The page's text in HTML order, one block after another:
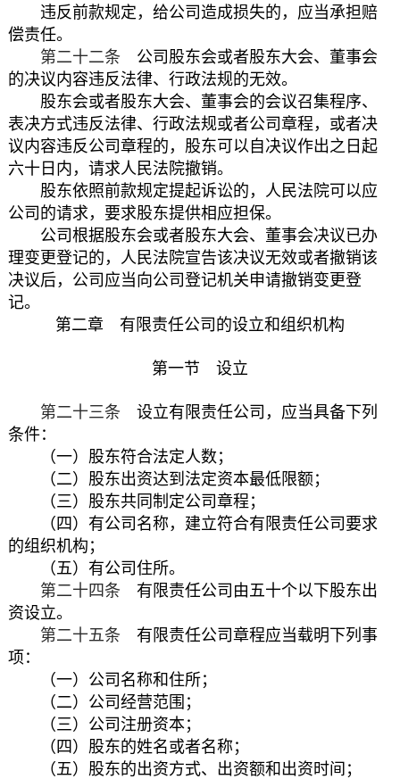
违反前款规定，给公司造成损失的，应当承担赔
偿责任。
第二十二条 公司股东会或者股东大会、董事会
的决议内容违反法律、行政法规的无效。
股东会或者股东大会、董事会的会议召集程序、
表决方式违反法律、行政法规或者公司章程，或者决
议内容违反公司章程的，股东可以自决议作出之日起
六十日内，请求人民法院撤销。
股东依照前款规定提起诉讼的，人民法院可以应
公司的请求，要求股东提供相应担保。
公司根据股东会或者股东大会、董事会决议已办
理变更登记的，人民法院宣告该决议无效或者撤销该
决议后，公司应当向公司登记机关申请撤销变更登
记。
第二章 有限责任公司的设立和组织机构
第一节 设立
第二十三条 设立有限责任公司，应当具备下列
条件：
（一）股东符合法定人数；
（二）股东出资达到法定资本最低限额；
（三）股东共同制定公司章程；
（四）有公司名称，建立符合有限责任公司要求
的组织机构；
（五）有公司住所。
第二十四条 有限责任公司由五十个以下股东出
资设立。
第二十五条 有限责任公司章程应当载明下列事
项：
（一）公司名称和住所；
（二）公司经营范围；
（三）公司注册资本；
（四）股东的姓名或者名称；
（五）股东的出资方式、出资额和出资时间；